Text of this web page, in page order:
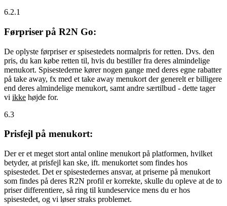
6.2.1
Førpriser på R2N Go:
De oplyste førpriser er spisestedets normalpris for retten. Dvs. den
pris, du kan købe retten til, hvis du bestiller fra deres almindelige
menukort. Spisestederne kører nogen gange med deres egne rabatter
på take away, fx med et take away menukort der generelt er billigere
end deres almindelige menukort, samt andre særtilbud - dette tager
vi ikke højde for.
6.3
Prisfejl på menukort:
Der er et meget stort antal online menukort på platformen, hvilket
betyder, at prisfejl kan ske, ift. menukortet som findes hos
spisestedet. Det er spisestedernes ansvar, at priserne på menukort
som findes på deres R2N profil er korrekte, skulle du opleve at de to
priser differentiere, så ring til kundeservice mens du er hos
spisestedet, og vi løser straks problemet.